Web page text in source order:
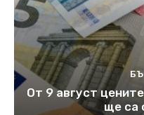
От 9 август
ще са